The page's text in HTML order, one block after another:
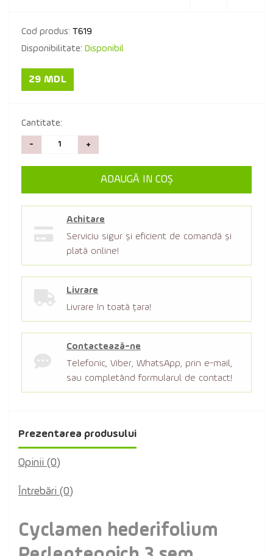
Cod produs: T619
Disponibilitate: Disponibil
29 MDL
Cantitate:
- +
ADAUGĂ IN COŞ
Achitare
Serviciu sigur şi eficient de comandă şi
plată online!
Livrare
Livrare în toată țara!
Contactează-ne
Telefonic, Viber, WhatsApp, prin e-mail,
sau completând formularul de contact!
Prezentarea produsului
Opinii (0)
Întrebări (0)
Cyclamen hederifolium